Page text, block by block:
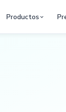
Productos